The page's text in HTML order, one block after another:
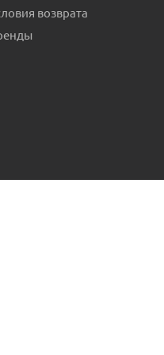
насоса 3 пр.КНР
возврата